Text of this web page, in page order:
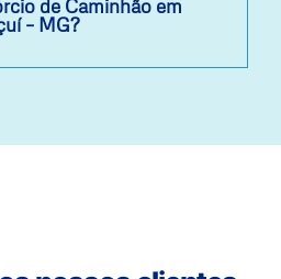
de Caminhão em
– MG?